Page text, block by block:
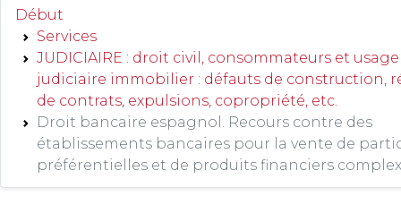
Début
Services
JUDICIAIRE : droit civil, consommateurs et
judiciaire immobilier : défauts de construction,
de contrats, expulsions, copropriété, etc.
Droit bancaire espagnol. Recours contre des
établissements bancaires pour la vente de
préférentielles et de produits financiers